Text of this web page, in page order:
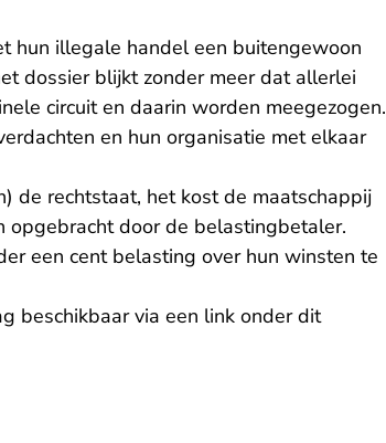
hun illegale handel een buitengewoon
dossier blijkt zonder meer dat allerlei
circuit en daarin worden meegezogen.
en hun organisatie met elkaar
de rechtstaat, het kost de maatschappij
door de belastingbetaler.
een cent belasting over hun winsten te
beschikbaar via een link onder dit